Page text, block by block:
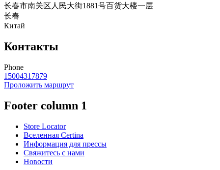
长春市南关区人民大街1881号百货大楼一层
长春
Китай
Контакты
Phone
15004317879
Проложить маршрут
Footer column 1
Store Locator
Вселенная Certina
Информация для прессы
Свяжитесь с нами
Новости